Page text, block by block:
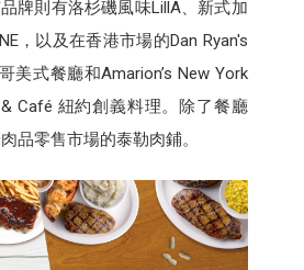
牌則有洛杉磯風味LillA、新式加
，以及在香港市場的Dan Ryan's
美式餐廳和Amarion’s New York
& Café 紐約創義料理。除了餐廳
品零售市場的泰勒肉鋪。